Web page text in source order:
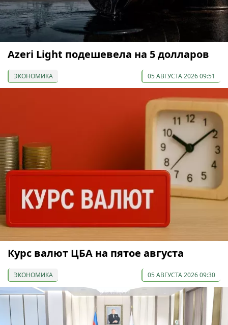
Azeri Light подешевела на 5 долларов
ЭКОНОМИКА 05 АВГУСТА 2026 09:51
Курс валют ЦБА на пятое августа
ЭКОНОМИКА 05 АВГУСТА 2026 09:30